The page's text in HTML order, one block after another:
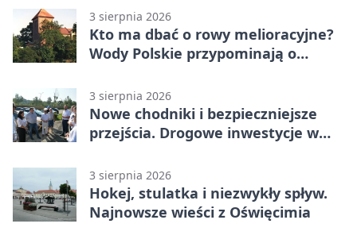
3 sierpnia 2026
Kto ma dbać o rowy melioracyjne?
Wody Polskie przypominają o
3 sierpnia 2026
Nowe chodniki i bezpieczniejsze
przejścia. Drogowe inwestycje w
3 sierpnia 2026
Hokej, stulatka i niezwykły spływ.
Najnowsze wieści z Oświęcimia